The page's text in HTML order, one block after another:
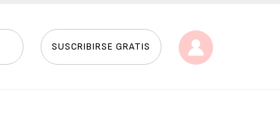
SUSCRIBIRSE GRATIS